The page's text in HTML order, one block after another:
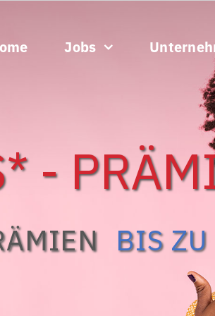
Jobs
-
BIS